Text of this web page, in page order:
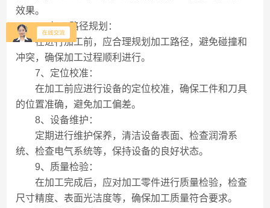
效果。
6、加工路径规划：
在进行加工前，应合理规划加工路径，避免碰撞和
冲突，确保加工过程顺利进行。
7、定位校准：
在加工前应进行设备的定位校准，确保工件和刀具
的位置准确，避免加工偏差。
8、设备维护：
定期进行维护保养，清洁设备表面、检查润滑系
统、检查电气系统等，保持设备的良好状态。
9、质量检验：
在加工完成后，应对加工零件进行质量检验，检查
尺寸精度、表面光洁度等，确保加工质量符合要求。